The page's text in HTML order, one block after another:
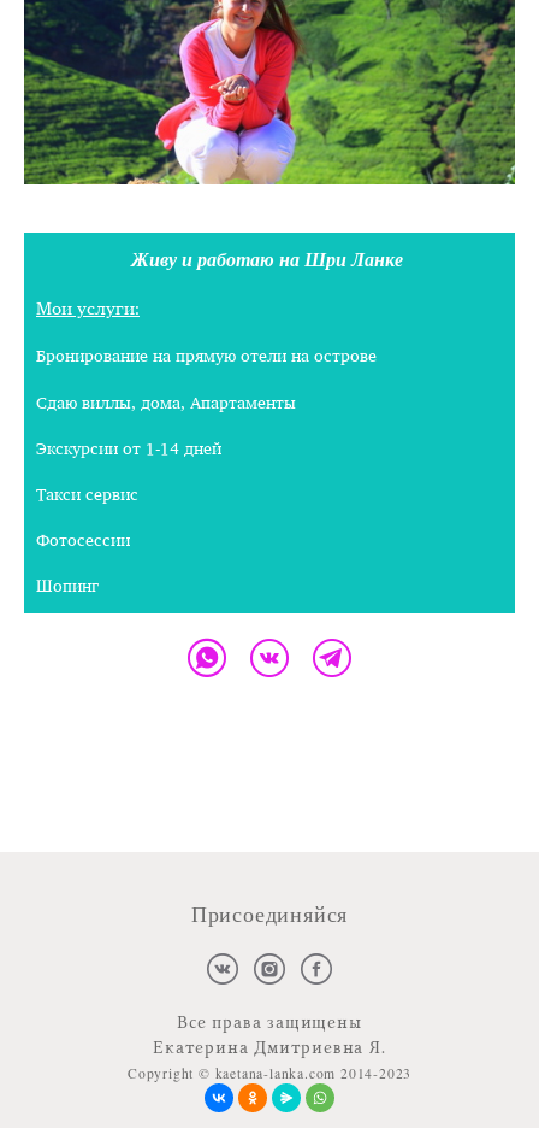
Живу и работаю на Шри Ланке
Мои услуги:
Бронирование на прямую отели на острове
Сдаю виллы, дома, Апартаменты
Экскурсии от 1-14 дней
Такси сервис
Фотосессии
Шопинг
Присоединяйся
Все права защищены
Екатерина Дмитриевна Я.
Copyright © kaetana-lanka.com 2014-2023